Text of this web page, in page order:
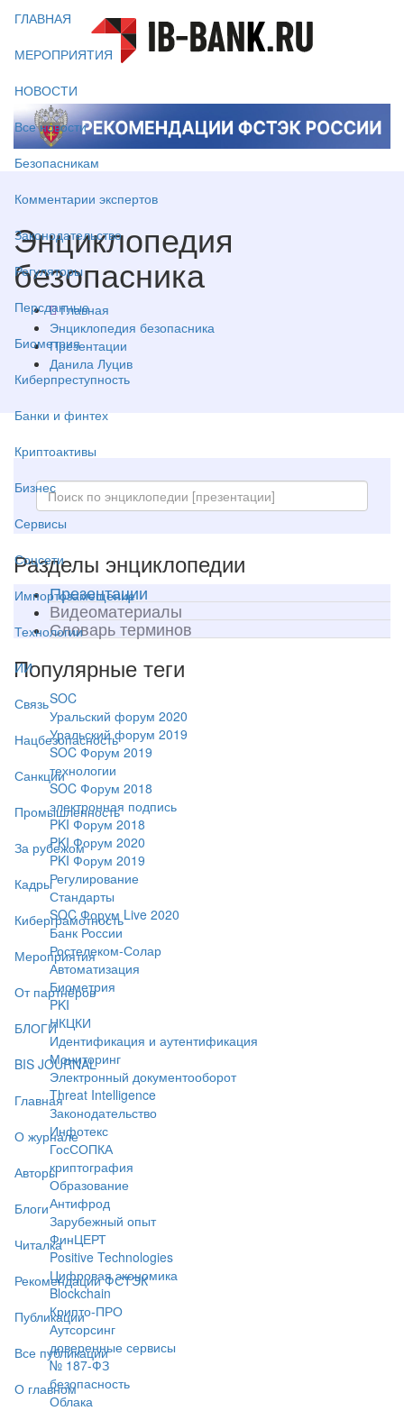
ГЛАВНАЯ
МЕРОПРИЯТИЯ
НОВОСТИ
Все новости
Безопасникам
Комментарии экспертов
Законодательство
Регуляторы
Персданные
Биометрия
Киберпреступность
Банки и финтех
Криптоактивы
Бизнес
Сервисы
Соцсети
Импортозамещение
Технологии
ИИ
Связь
Нацбезопасность
Санкции
Промышленность
За рубежом
Кадры
Киберграмотность
Мероприятия
От партнёров
БЛОГИ
BIS JOURNAL
Главная
О журнале
Авторы
Блоги
Читалка
Рекомендации ФСТЭК
Публикации
Все публикации
О главном
Энциклопедия
безопасника
Главная
Энциклопедия безопасника
Презентации
Данила Луцив
Разделы энциклопедии
Презентации
Видеоматериалы
Словарь терминов
Популярные теги
SOC
Уральский форум 2020
Уральский форум 2019
SOC Форум 2019
технологии
SOC Форум 2018
электронная подпись
PKI Форум 2018
PKI Форум 2020
PKI Форум 2019
Регулирование
Стандарты
SOC Форум Live 2020
Банк России
Ростелеком-Солар
Автоматизация
Биометрия
PKI
НКЦКИ
Идентификация и аутентификация
Мониторинг
Электронный документооборот
Threat Intelligence
Законодательство
Инфотекс
ГосСОПКА
криптография
Образование
Антифрод
Зарубежный опыт
ФинЦЕРТ
Positive Technologies
Цифровая экономика
Blockchain
Крипто-ПРО
Аутсорсинг
доверенные сервисы
№ 187-ФЗ
безопасность
Облака